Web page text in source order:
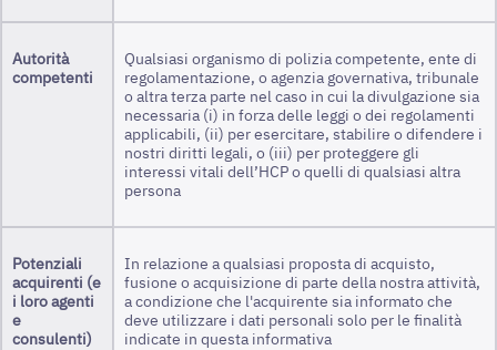
Autorità
competenti
Qualsiasi organismo di polizia competente, ente di
regolamentazione, o agenzia governativa, tribunale
o altra terza parte nel caso in cui la divulgazione sia
necessaria (i) in forza delle leggi o dei regolamenti
applicabili, (ii) per esercitare, stabilire o difendere i
nostri diritti legali, o (iii) per proteggere gli
interessi vitali dell’HCP o quelli di qualsiasi altra
persona
Potenziali
acquirenti (e
i loro agenti
e
consulenti)
In relazione a qualsiasi proposta di acquisto,
fusione o acquisizione di parte della nostra attività,
a condizione che l'acquirente sia informato che
deve utilizzare i dati personali solo per le finalità
indicate in questa informativa